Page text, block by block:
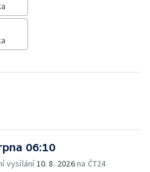
06:10
vysílání10. 8. 2026na ČT24